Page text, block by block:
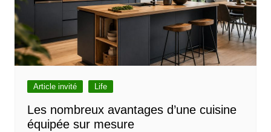
o
n
d
e
Article invité Life
Les nombreux avantages d’une cuisine
équipée sur mesure